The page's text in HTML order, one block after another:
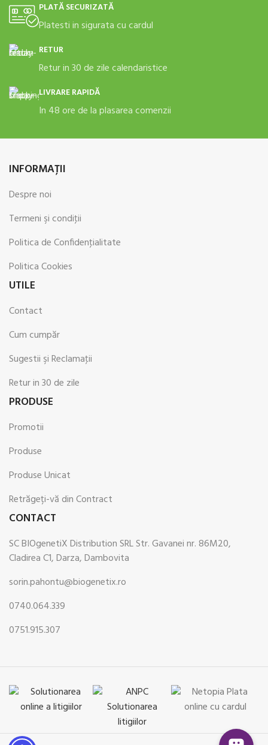
PLATĂ SECURIZATĂ
Platesti in sigurata cu cardul
RETUR
Retur in 30 de zile calendaristice
LIVRARE RAPIDĂ
In 48 ore de la plasarea comenzii
INFORMAŢII
Despre noi
Termeni şi condiţii
Politica de Confidenţialitate
Politica Cookies
UTILE
Contact
Cum cumpăr
Sugestii şi Reclamaţii
Retur in 30 de zile
PRODUSE
Promotii
Produse
Produse Unicat
Retrăgeți-vă din Contract
CONTACT
SC BIOgenetiX Distribution SRL Str. Gavanei nr. 86M20,
Cladirea C1, Darza, Dambovita
sorin.pahontu@biogenetix.ro
0740.064.339
0751.915.307